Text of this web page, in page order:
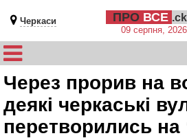
Черкаси ПРО ВСЕ
09 серпня, 2026
Через прорив на
деякі черкаські
перетворились на